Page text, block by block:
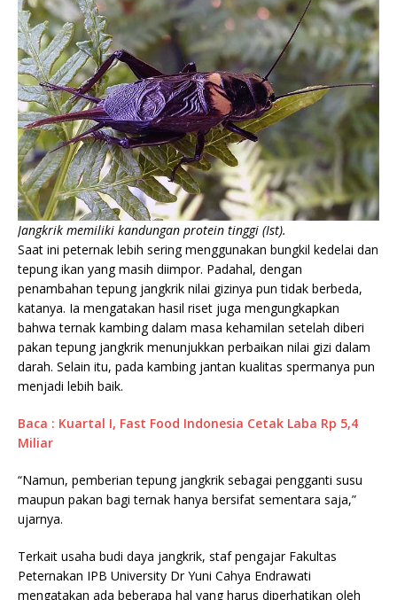
Jangkrik memiliki kandungan protein tinggi (Ist).
Saat ini peternak lebih sering menggunakan bungkil kedelai dan
tepung ikan yang masih diimpor. Padahal, dengan
penambahan tepung jangkrik nilai gizinya pun tidak berbeda,
katanya. Ia mengatakan hasil riset juga mengungkapkan
bahwa ternak kambing dalam masa kehamilan setelah diberi
pakan tepung jangkrik menunjukkan perbaikan nilai gizi dalam
darah. Selain itu, pada kambing jantan kualitas spermanya pun
menjadi lebih baik.
Baca : Kuartal I, Fast Food Indonesia Cetak Laba Rp 5,4
Miliar
“Namun, pemberian tepung jangkrik sebagai pengganti susu
maupun pakan bagi ternak hanya bersifat sementara saja,”
ujarnya.
Terkait usaha budi daya jangkrik, staf pengajar Fakultas
Peternakan IPB University Dr Yuni Cahya Endrawati
mengatakan ada beberapa hal yang harus diperhatikan oleh